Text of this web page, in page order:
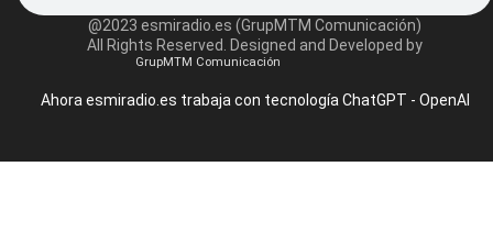
@2023 esmiradio.es (GrupMTM Comunicación)
All Rights Reserved. Designed and Developed by
GrupMTM Comunicación
Ahora esmiradio.es trabaja con tecnología ChatGPT - OpenAI